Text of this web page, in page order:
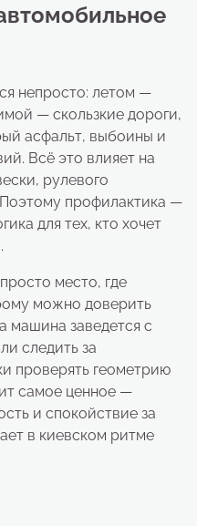
непросто: летом —
— скользкие дороги,
асфальт, выбоины и
Всё это влияет на
рулевого
профилактика —
для тех, кто хочет
место, где
можно доверить
машина заведется с
следить за
проверять геометрию
самое ценное —
и спокойствие за
в киевском ритме